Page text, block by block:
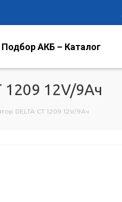
Подбор АКБ – Каталог
1209 12V/9Aч
DELTA СТ 1209 12V/9Aч